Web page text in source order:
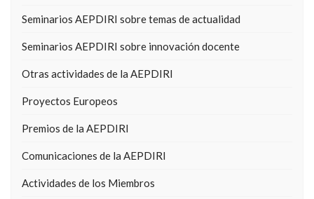
Seminarios AEPDIRI sobre temas de actualidad
Seminarios AEPDIRI sobre innovación docente
Otras actividades de la AEPDIRI
Proyectos Europeos
Premios de la AEPDIRI
Comunicaciones de la AEPDIRI
Actividades de los Miembros